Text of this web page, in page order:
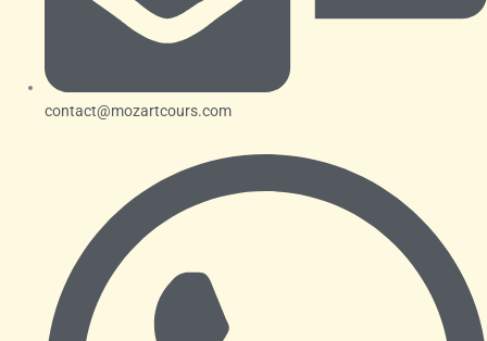
contact@mozartcours.com